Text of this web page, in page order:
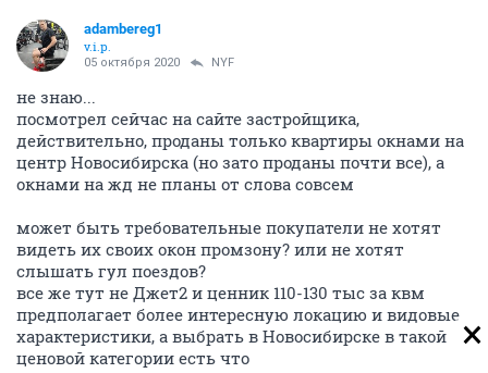
adambereg1
v.i.p.
05 октября 2020 NYF
не знаю...
посмотрел сейчас на сайте застройщика,
действительно, проданы только квартиры окнами на
центр Новосибирска (но зато проданы почти все), а
окнами на жд не планы от слова совсем
может быть требовательные покупатели не хотят
видеть их своих окон промзону? или не хотят
слышать гул поездов?
все же тут не Джет2 и ценник 110-130 тыс за квм
предполагает более интересную локацию и видовые
характеристики, а выбрать в Новосибирске в такой
ценовой категории есть что